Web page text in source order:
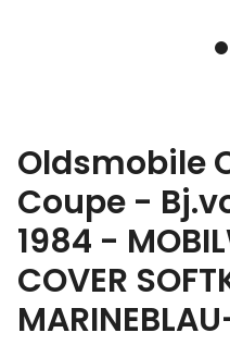
Oldsmobile
Coupe -
1984 -
COVER